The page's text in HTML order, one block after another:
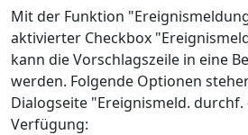
Mit der Funktion
aktivierter Checkbox
kann die Vorschlagszeile in eine
werden. Folgende Optionen
Dialogseite "Ereignismeld.
Verfügung: